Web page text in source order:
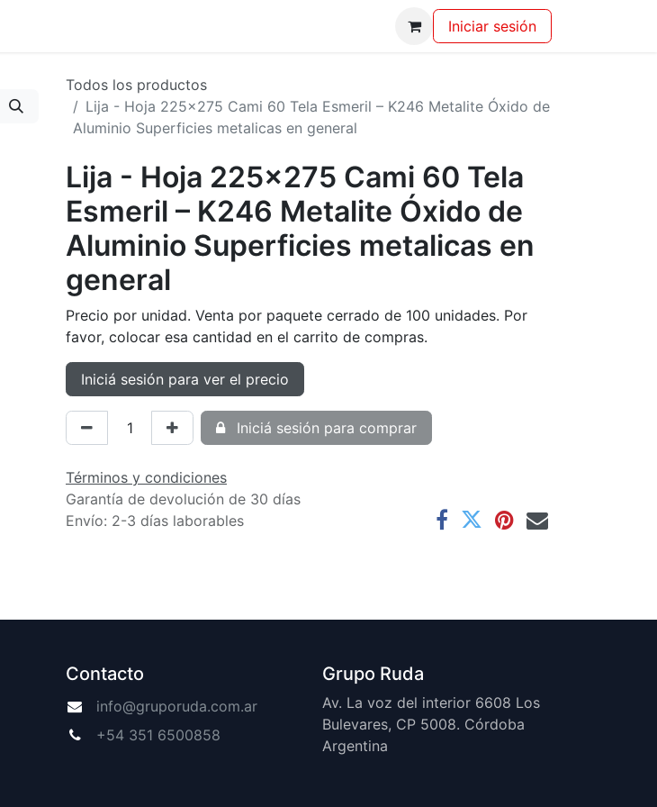
Iniciar sesión
Todos los productos
Lija - Hoja 225x275 Cami 60 Tela Esmeril – K246 Metalite Óxido de
Aluminio Superficies metalicas en general
Lija - Hoja 225x275 Cami 60 Tela
Esmeril – K246 Metalite Óxido de
Aluminio Superficies metalicas en
general
Precio por unidad. Venta por paquete cerrado de 100 unidades. Por
favor, colocar esa cantidad en el carrito de compras.
Iniciá sesión para ver el precio
Iniciá sesión para comprar
Términos y condiciones
Garantía de devolución de 30 días
Envío: 2-3 días laborables
Contacto
info@gruporuda.com.ar
+54 351 6500858
Grupo Ruda
Av. La voz del interior 6608 Los
Bulevares, CP 5008. Córdoba
Argentina